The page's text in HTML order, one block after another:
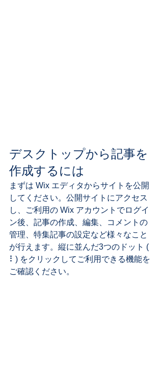
デスクトップから記事を
作成するには
まずは Wix エディタからサイトを公開
してください。公開サイトにアクセス
し、ご利用の Wix アカウントでログイ
ン後、記事の作成、編集、コメントの
管理、特集記事の設定など様々なこと
が行えます。縦に並んだ3つのドット (
⠇) をクリックしてご利用できる機能を
ご確認ください。